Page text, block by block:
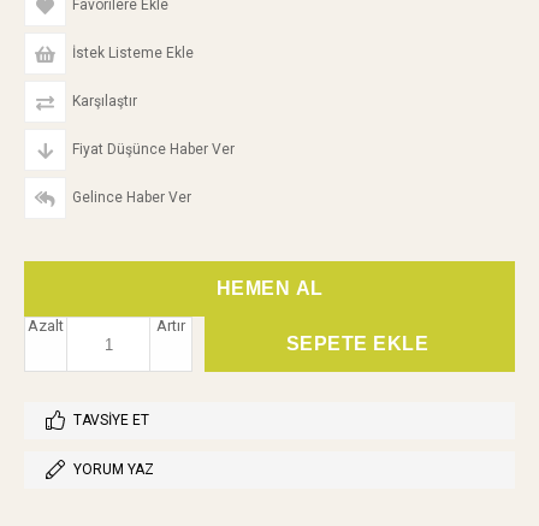
Favorilere Ekle
İstek Listeme Ekle
Karşılaştır
Fiyat Düşünce Haber Ver
Gelince Haber Ver
Artır
Azalt
TAVSIYE ET
YORUM YAZ